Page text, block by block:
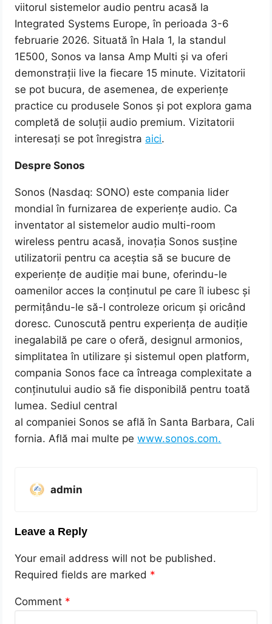
viitorul sistemelor audio pentru acasă la
Integrated Systems Europe, în perioada 3-6
februarie 2026. Situată în Hala 1, la standul
1E500, Sonos va lansa Amp Multi și va oferi
demonstrații live la fiecare 15 minute. Vizitatorii
se pot bucura, de asemenea, de experiențe
practice cu produsele Sonos și pot explora gama
completă de soluții audio premium. Vizitatorii
interesați se pot înregistra aici.
Despre Sonos
Sonos (Nasdaq: SONO) este compania lider
mondial în furnizarea de experiențe audio. Ca
inventator al sistemelor audio multi-room
wireless pentru acasă, inovația Sonos susține
utilizatorii pentru ca aceștia să se bucure de
experiențe de audiție mai bune, oferindu-le
oamenilor acces la conținutul pe care îl iubesc și
permițându-le să-l controleze oricum și oricând
doresc. Cunoscută pentru experiența de audiție
inegalabilă pe care o oferă, designul armonios,
simplitatea în utilizare și sistemul open platform,
compania Sonos face ca întreaga complexitate a
conținutului audio să fie disponibilă pentru toată
lumea. Sediul central
al companiei Sonos se află în Santa Barbara, Cali
fornia. Află mai multe pewww.sonos.com.
admin
Leave a Reply
Your email address will not be published.
Required fields are marked *
Comment *